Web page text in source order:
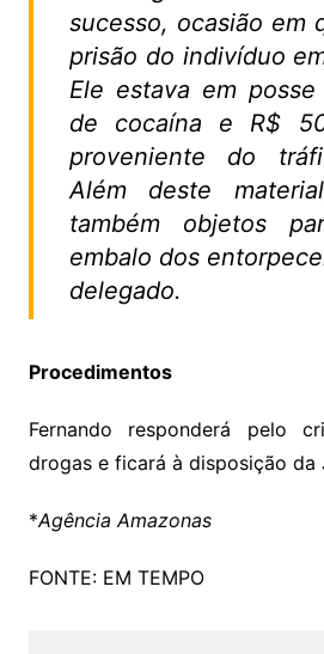
sucesso, ocasião em
prisão do indivíduo
Ele estava em
de cocaína e R$
proveniente do
Além deste
também objetos
embalo dos
delegado.
Procedimentos
Fernando responderá pelo
drogas e ficará à disposição da
*Agência Amazonas
FONTE: EM TEMPO